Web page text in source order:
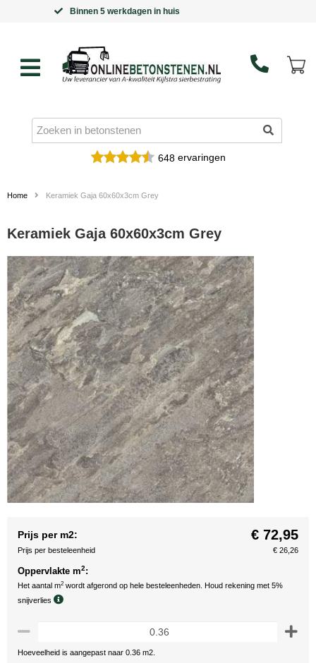
Goedkoopste leverancier van Kijlstra bestrating
648ervaringen
Home Keramiek Gaja 60x60x3cm Grey
Keramiek Gaja 60x60x3cm Grey
Prijs per m2: € 72,95
Prijs per besteleenheid € 26,26
Oppervlakte m2:
Het aantal m2 wordt afgerond op hele besteleenheden. Houd rekening met 5%
snijverlies
Hoeveelheid is aangepast naar 0.36 m2.